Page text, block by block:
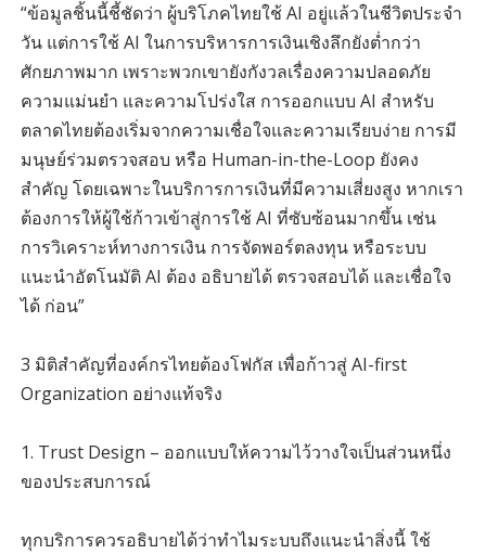
“ข้อมูลชิ้นนี้ชี้ชัดว่า ผู้บริโภคไทยใช้ AI อยู่แล้วในชีวิตประจำ
วัน แต่การใช้ AI ในการบริหารการเงินเชิงลึกยังต่ำกว่า
ศักยภาพมาก เพราะพวกเขายังกังวลเรื่องความปลอดภัย
ความแม่นยำ และความโปร่งใส การออกแบบ AI สำหรับ
ตลาดไทยต้องเริ่มจากความเชื่อใจและความเรียบง่าย การมี
มนุษย์ร่วมตรวจสอบ หรือ Human-in-the-Loop ยังคง
สำคัญ โดยเฉพาะในบริการการเงินที่มีความเสี่ยงสูง หากเรา
ต้องการให้ผู้ใช้ก้าวเข้าสู่การใช้ AI ที่ซับซ้อนมากขึ้น เช่น
การวิเคราะห์ทางการเงิน การจัดพอร์ตลงทุน หรือระบบ
แนะนำอัตโนมัติ AI ต้อง อธิบายได้ ตรวจสอบได้ และเชื่อใจ
ได้ ก่อน”
3 มิติสำคัญที่องค์กรไทยต้องโฟกัส เพื่อก้าวสู่ AI-first
Organization อย่างแท้จริง
1. Trust Design – ออกแบบให้ความไว้วางใจเป็นส่วนหนึ่ง
ของประสบการณ์
ทุกบริการควรอธิบายได้ว่าทำไมระบบถึงแนะนำสิ่งนี้ ใช้